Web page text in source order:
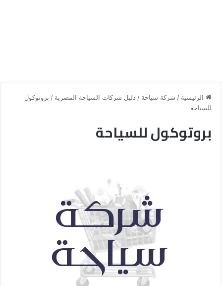
الرئيسية / شركة سياحة / دليل شركات السياحة المصرية / بروتوكول
للسياحة
بروتوكول للسياحة